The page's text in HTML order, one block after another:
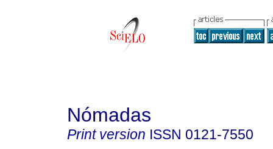
Nómadas
Print version ISSN 0121-7550